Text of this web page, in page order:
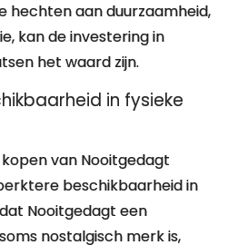
hechten aan duurzaamheid,
kan de investering in
het waard zijn.
in fysieke
van Nooitgedagt
beschikbaarheid in
Nooitgedagt een
nostalgisch merk is,